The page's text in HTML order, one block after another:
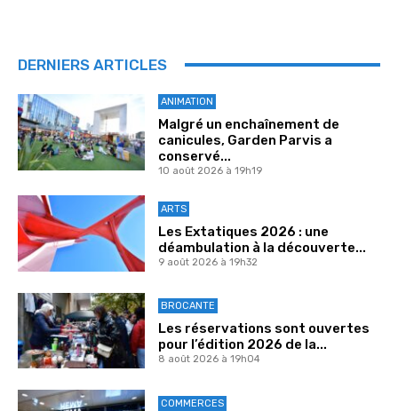
DERNIERS ARTICLES
ANIMATION
Malgré un enchaînement de
canicules, Garden Parvis a
conservé...
10 août 2026 à 19h19
ARTS
Les Extatiques 2026 : une
déambulation à la découverte...
9 août 2026 à 19h32
BROCANTE
Les réservations sont ouvertes
pour l’édition 2026 de la...
8 août 2026 à 19h04
COMMERCES